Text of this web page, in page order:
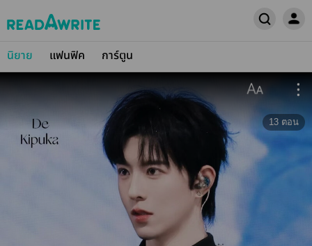
นิยาย แฟนฟิค การ์ตูน
13 ตอน